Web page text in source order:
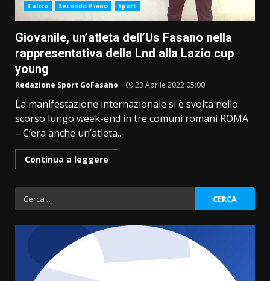
Calcio Secondo Piano Sport
Giovanile, un’atleta dell’Us Fasano nella
rappresentativa della Lnd alla Lazio cup
young
Redazione Sport GoFasano 23 Aprile 2022 05:00
La manifestazione internazionale si è svolta nello
scorso lungo week-end in tre comuni romani ROMA
– C’era anche un’atleta...
Continua a leggere
Ricerca
per: